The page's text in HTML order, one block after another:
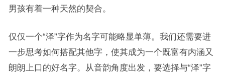
男孩有着一种天然的契合。
仅仅一个“泽”字作为名字可能略显单薄。我们还需要进
一步思考如何搭配其他字，使其成为一个既富有内涵又
朗朗上口的好名字。从音韵角度出发，要选择与“泽”字